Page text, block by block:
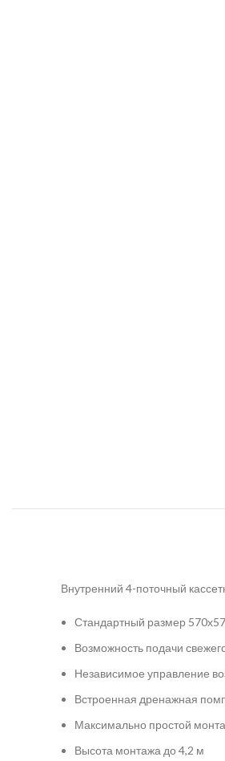
Внутренний 4-поточный
Стандартный размер
Возможность подачи
Независимое управление
Встроенная дренажная
Максимально простой
Высота монтажа до 4,2 м